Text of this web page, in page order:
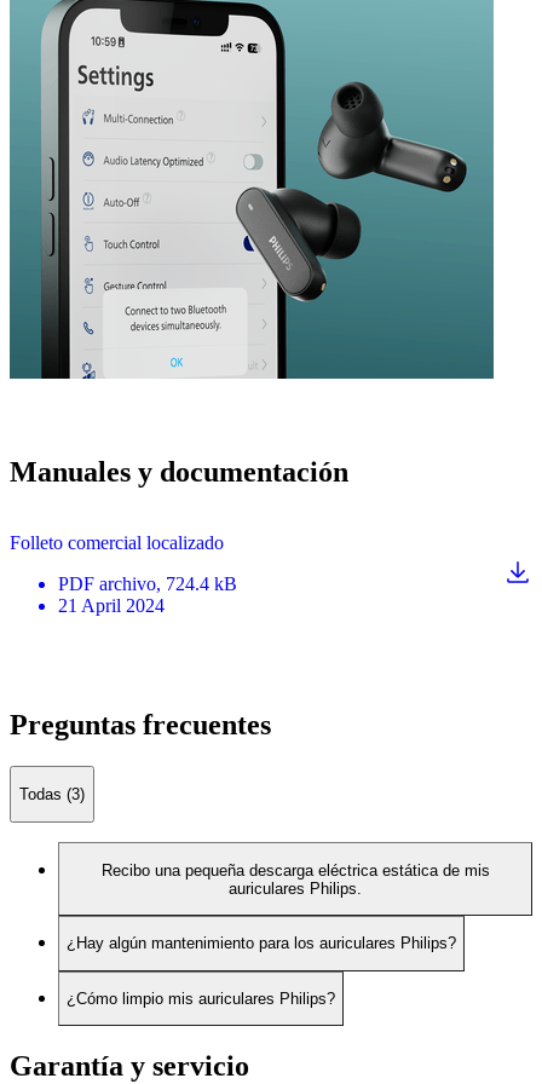
Manuales y documentación
Folleto comercial localizado
PDF archivo, 724.4 kB
21 April 2024
Preguntas frecuentes
Todas (3)
Recibo una pequeña descarga eléctrica estática de mis
auriculares Philips.
¿Hay algún mantenimiento para los auriculares Philips?
¿Cómo limpio mis auriculares Philips?
Garantía y servicio